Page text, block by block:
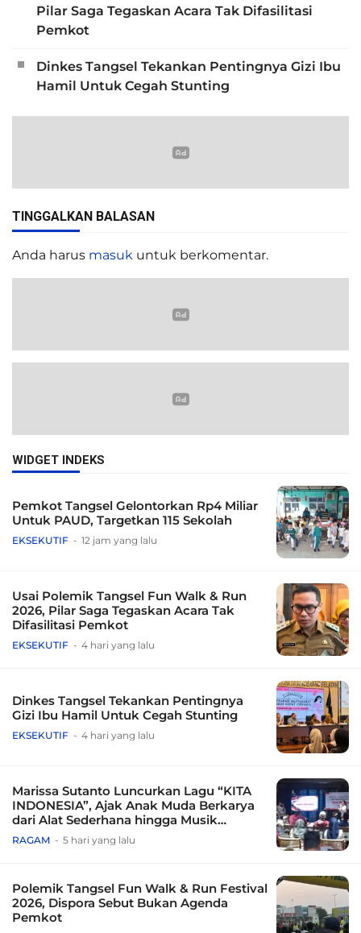
Pilar Saga Tegaskan Acara Tak Difasilitasi
Pemkot
Dinkes Tangsel Tekankan Pentingnya Gizi Ibu
Hamil Untuk Cegah Stunting
TINGGALKAN BALASAN
Anda harus masuk untuk berkomentar.
WIDGET INDEKS
Pemkot Tangsel Gelontorkan Rp4 Miliar
Untuk PAUD, Targetkan 115 Sekolah
EKSEKUTIF 12 jam yang lalu
Usai Polemik Tangsel Fun Walk & Run
2026, Pilar Saga Tegaskan Acara Tak
Difasilitasi Pemkot
EKSEKUTIF 4 hari yang lalu
Dinkes Tangsel Tekankan Pentingnya
Gizi Ibu Hamil Untuk Cegah Stunting
EKSEKUTIF 4 hari yang lalu
Marissa Sutanto Luncurkan Lagu “KITA
INDONESIA”, Ajak Anak Muda Berkarya
dari Alat Sederhana hingga Musik
Tradisional
RAGAM 5 hari yang lalu
Polemik Tangsel Fun Walk & Run Festival
2026, Dispora Sebut Bukan Agenda
Pemkot